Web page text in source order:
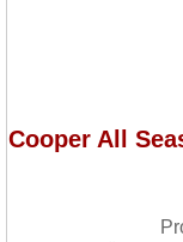
Cooper All